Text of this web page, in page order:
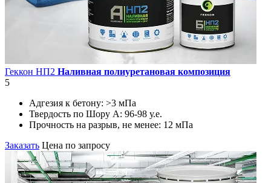
Геккон НП2 Наливная полиуретановая композиция
5
Адгезия к бетону: >3 мПа
Твердость по Шору А: 96-98 у.е.
Прочность на разрыв, не менее: 12 мПа
Заказать Цена по запросу